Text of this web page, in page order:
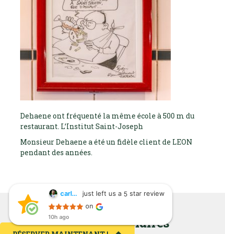
Dehaene ont fréquenté la même école à 500 m du
restaurant. L’Institut Saint-Joseph
Monsieur Dehaene a été un fidèle client de LEON
pendant des années.
Articles similaires
carlos suarez just left us a 5 star review
on
10h ago
carlos suarez
10h ago
trato muy bueno